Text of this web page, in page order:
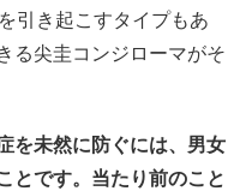
引き起こすタイプもあ
る尖圭コンジローマがそ
を未然に防ぐには、男女
とです。当たり前のこと